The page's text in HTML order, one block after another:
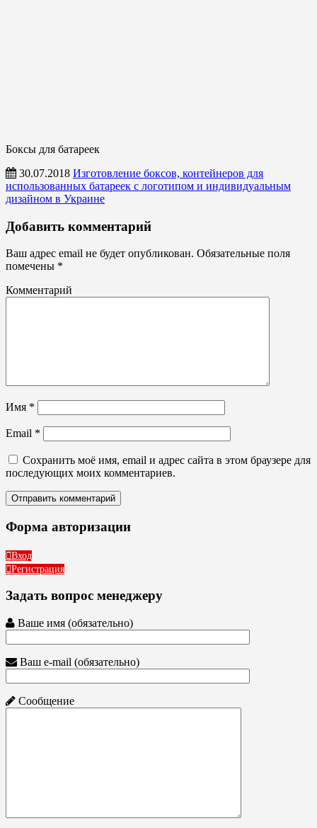
Боксы для батареек
30.07.2018 Изготовление боксов, контейнеров для
использованных батареек с логотипом и индивидуальным
дизайном в Украине
Боксы
для
батареек
Добавить комментарий
Ваш адрес email не будет опубликован. Обязательные поля
помечены *
Комментарий
Имя *
Email *
Сохранить моё имя, email и адрес сайта в этом браузере для
последующих моих комментариев.
Форма авторизации
Вход
Регистрация
Задать вопрос менеджеру
Ваше имя (обязательно)
Ваш e-mail (обязательно)
Сообщение